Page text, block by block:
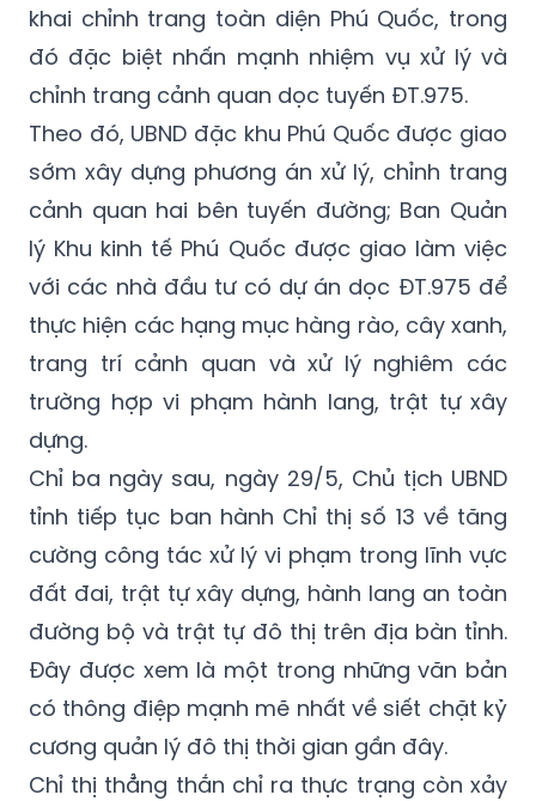
khai chỉnh trang toàn diện Phú Quốc, trong
đó đặc biệt nhấn mạnh nhiệm vụ xử lý và
chỉnh trang cảnh quan dọc tuyến ĐT.975.
Theo đó, UBND đặc khu Phú Quốc được giao
sớm xây dựng phương án xử lý, chỉnh trang
cảnh quan hai bên tuyến đường; Ban Quản
lý Khu kinh tế Phú Quốc được giao làm việc
với các nhà đầu tư có dự án dọc ĐT.975 để
thực hiện các hạng mục hàng rào, cây xanh,
trang trí cảnh quan và xử lý nghiêm các
trường hợp vi phạm hành lang, trật tự xây
dựng.
Chỉ ba ngày sau, ngày 29/5, Chủ tịch UBND
tỉnh tiếp tục ban hành Chỉ thị số 13 về tăng
cường công tác xử lý vi phạm trong lĩnh vực
đất đai, trật tự xây dựng, hành lang an toàn
đường bộ và trật tự đô thị trên địa bàn tỉnh.
Đây được xem là một trong những văn bản
có thông điệp mạnh mẽ nhất về siết chặt kỷ
cương quản lý đô thị thời gian gần đây.
Chỉ thị thẳng thắn chỉ ra thực trạng còn xảy